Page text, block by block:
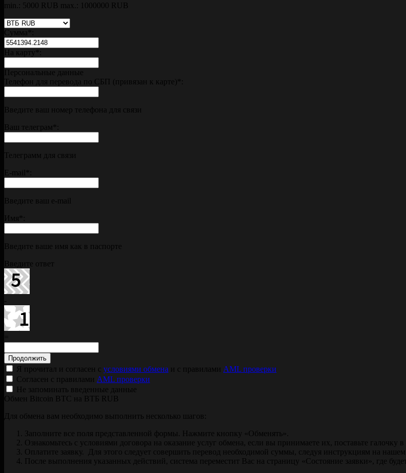
min.: 5000 RUB max.: 1000000 RUB
Сумма
На карту
Персональные данные
Телефон для перевода по СБП (привязан к карте)
Введите ваш номер телефона для связи
Ваш телеграм
Телеграмм для связи
E-mail
Введите ваш e-mail
Имя
Введите ваше имя как в паспорте
Введите ответ
-
Я прочитал и согласен с условиями обмена и с правилами AML проверки
Согласен с правилами AML проверки
Не запоминать введенные данные
Обмен Bitcoin BTC на ВТБ RUB
Для обмена вам необходимо выполнить несколько шагов:
Заполните все поля представленной формы. Нажмите кнопку «Обменять».
Ознакомьтесь с условиями договора на оказание услуг обмена, если вы принимаете их, поставьте
Оплатите заявку. Для этого следует совершить перевод необходимой суммы, следуя инструкциям на нашем
После выполнения указанных действий, система переместит Вас на страницу «Состояние заявки», где